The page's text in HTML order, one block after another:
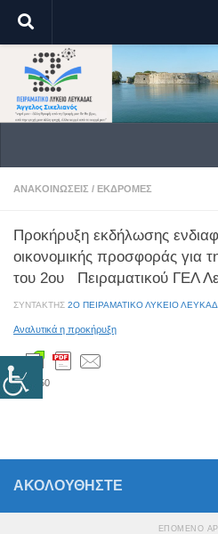
Skip to content
ΑΝΑΚΟΙΝΏΣΕΙΣ / ΕΚΔΡΟΜΈΣ
Προκήρυξη εκδήλωσης
οικονομικής προσφοράς για
του 2ου Πειραματικού ΓΕΛ
ΣΥΝΤΆΚΤΗΣ 2Ο ΠΕΙΡΑΜΑΤΙΚΟ ΛΥΚΕΙΟ
Αναλυτικά η προκήρυξη
250
ΑΚΟΛΟΥΘΗΣΤΕ
ΕΠΌΜΕΝΟ